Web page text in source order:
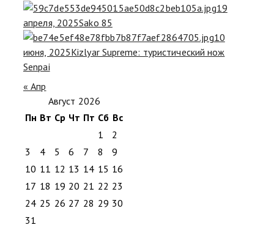
19
апреля, 2025Sako 85
10
июня, 2025Kizlyar Supreme: туристический нож
Senpai
« Апр
Август 2026
Пн Вт Ср Чт Пт Сб Вс
1
2
3
4 5 6 7 8
9
10 11 12 13 14 15 16
17 18 19 20 21 22 23
24 25 26 27 28 29 30
31